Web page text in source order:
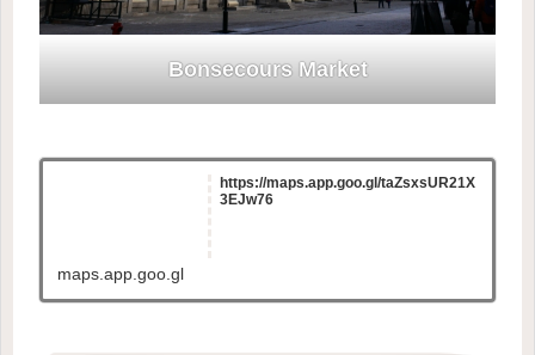
Bonsecours Market
https://maps.app.goo.gl/taZsxsUR21X
3EJw76
maps.app.goo.gl